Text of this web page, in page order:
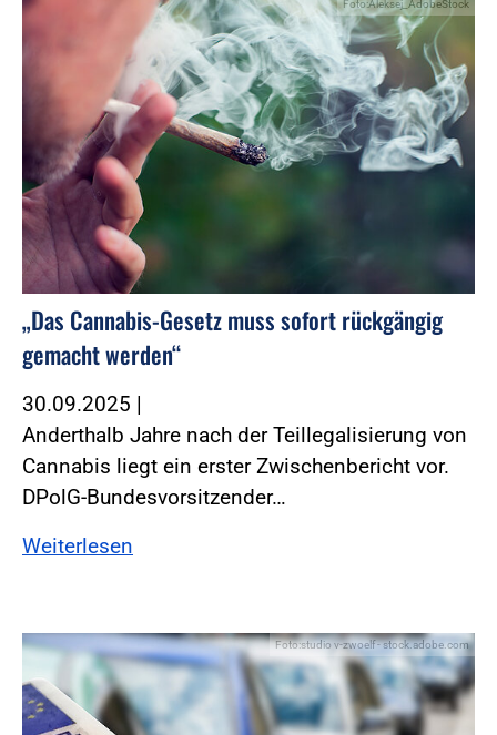
Foto:Aleksej_AdobeStock
„Das Cannabis-Gesetz muss sofort rückgängig
gemacht werden“
30.09.2025 |
Anderthalb Jahre nach der Teillegalisierung von
Cannabis liegt ein erster Zwischenbericht vor.
DPolG-Bundesvorsitzender…
Weiterlesen
Foto:studio v-zwoelf - stock.adobe.com